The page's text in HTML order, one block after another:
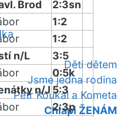
Děti dětem
Jsme jedna rodina
Petr Koukal a Kometa
Chlapi ŽENÁM
Brod
2:3sn
1:2
1:2
n/L
3:5
0:5k
n/J 5:3
2:3p